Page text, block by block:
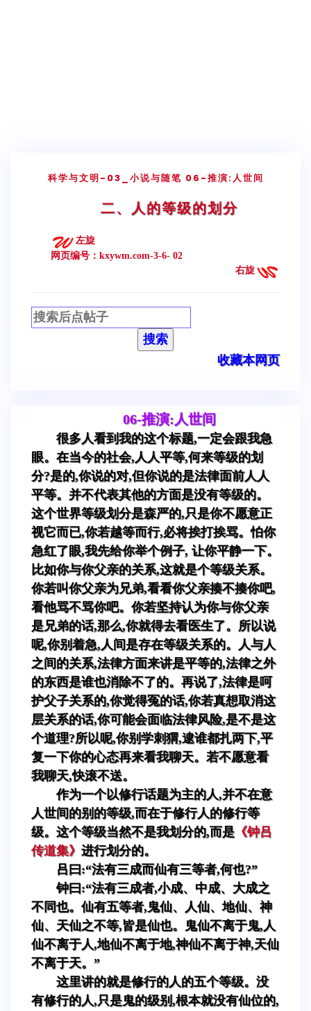
科学与文明-03_小说与随笔 06-推演:人世间
二、人的等级的划分
左旋
网页编号：kxywm.com-3-6- 02
右旋
搜索
收藏本网页
06-推演:人世间
很多人看到我的这个标题,一定会跟我急
眼。在当今的社会,人人平等,何来等级的划
分?是的,你说的对,但你说的是法律面前人人
平等。并不代表其他的方面是没有等级的。
这个世界等级划分是森严的,只是你不愿意正
视它而已,你若越等而行,必将挨打挨骂。怕你
急红了眼,我先给你举个例子, 让你平静一下。
比如你与你父亲的关系,这就是个等级关系。
你若叫你父亲为兄弟,看看你父亲揍不揍你吧,
看他骂不骂你吧。你若坚持认为你与你父亲
是兄弟的话,那么,你就得去看医生了。所以说
呢,你别着急,人间是存在等级关系的。人与人
之间的关系,法律方面来讲是平等的,法律之外
的东西是谁也消除不了的。再说了,法律是呵
护父子关系的,你觉得冤的话,你若真想取消这
层关系的话,你可能会面临法律风险,是不是这
个道理?所以呢,你别学刺猬,逮谁都扎两下,平
复一下你的心态再来看我聊天。若不愿意看
我聊天,快滚不送。
作为一个以修行话题为主的人,并不在意
人世间的别的等级,而在于修行人的修行等
级。这个等级当然不是我划分的,而是《钟吕
传道集》 进行划分的。
吕曰:“法有三成而仙有三等者,何也?”
钟曰:“法有三成者,小成、中成、大成之
不同也。仙有五等者,鬼仙、人仙、地仙、神
仙、天仙之不等,皆是仙也。鬼仙不离于鬼,人
仙不离于人,地仙不离于地,神仙不离于神,天仙
不离于天。”
这里讲的就是修行的人的五个等级。没
有修行的人,只是鬼的级别,根本就没有仙位的,